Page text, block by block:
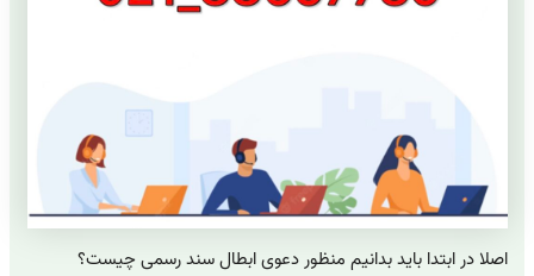
اصلا در ابتدا باید بدانیم منظور دعوی ابطال سند رسمی چیست؟